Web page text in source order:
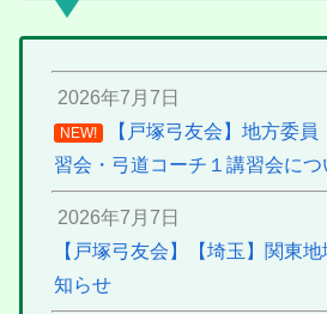
2026年7月7日
NEW!
【戸塚弓友会】地方委
習会・弓道コーチ１講習会につ
2026年7月7日
【戸塚弓友会】【埼玉】関東
知らせ